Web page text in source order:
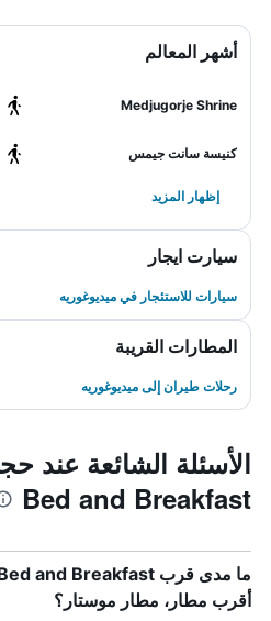
أشهر المعالم
Medjugorje Shrine
كنيسة سانت جيمس
إظهار المزيد
سيارت ايجار
سيارات للاستئجار في ميديوغوريه
المطارات القريبة
رحلات طيران إلى ميديوغوريه
Bed and Breakfast
أقرب مطار، مطار موستار؟